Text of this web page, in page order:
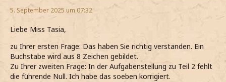
5. September 2025 um 07:32
Liebe Miss Tasia,
zu Ihrer ersten Frage: Das haben Sie richtig verstanden. Ein
Buchstabe wird aus 8 Zeichen gebildet.
Zu Ihrer zweiten Frage: In der Aufgabenstellung zu Teil 2 fehlt
die führende Null. Ich habe das soeben korrigiert.